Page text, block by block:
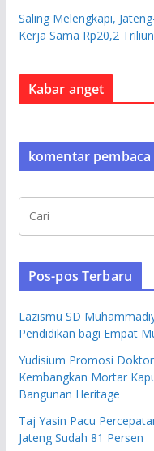
Saling Melengkapi,
Kerja Sama Rp20,2 Triliun
Kabar anget
komentar pembaca
Pos-pos Terbaru
Lazismu SD
Pendidikan bagi Empat
Yudisium Promosi
Kembangkan Mortar
Bangunan Heritage
Taj Yasin Pacu
Jateng Sudah 81 Persen